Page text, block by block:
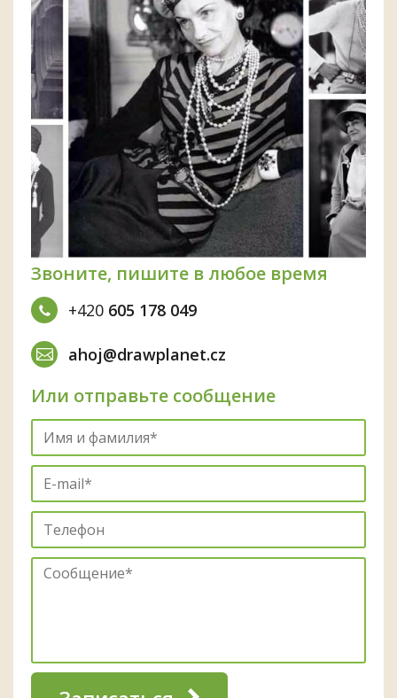
Звоните, пишите в любое время
+420 605 178 049
ahoj@drawplanet.cz
Или отправьте сообщение